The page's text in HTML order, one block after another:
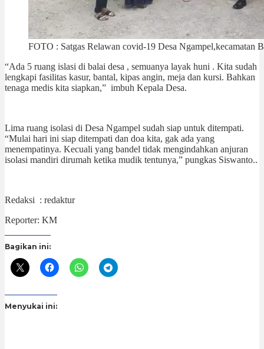
FOTO : Satgas Relawan covid-19 Desa Ngampel,kecamatan
“Ada 5 ruang islasi di balai desa , semuanya layak huni . Kita sudah
lengkapi fasilitas kasur, bantal, kipas angin, meja dan kursi. Bahkan
tenaga medis kita siapkan,” imbuh Kepala Desa.
Lima ruang isolasi di Desa Ngampel sudah siap untuk ditempati.
“Mulai hari ini siap ditempati dan doa kita, gak ada yang
menempatinya. Kecuali yang bandel tidak mengindahkan anjuran
isolasi mandiri dirumah ketika mudik tentunya,” pungkas Siswanto..
Redaksi : redaktur
Reporter: KM
Bagikan ini:
Menyukai ini: